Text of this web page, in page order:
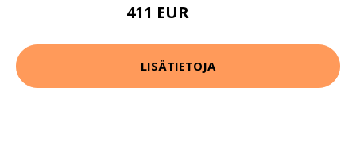
411 EUR
LISÄTIETOJA